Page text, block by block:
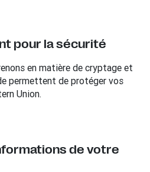
pour la sécurité
en matière de cryptage et
permettent de protéger vos
Union.
de votre